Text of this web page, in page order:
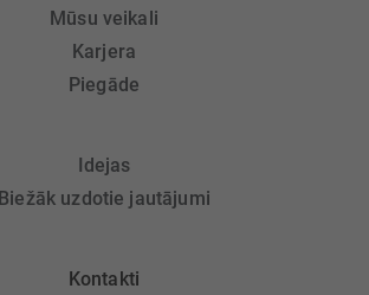
Mūsu veikali
Karjera
Piegāde
Idejas
Biežāk uzdotie jautājumi
Kontakti